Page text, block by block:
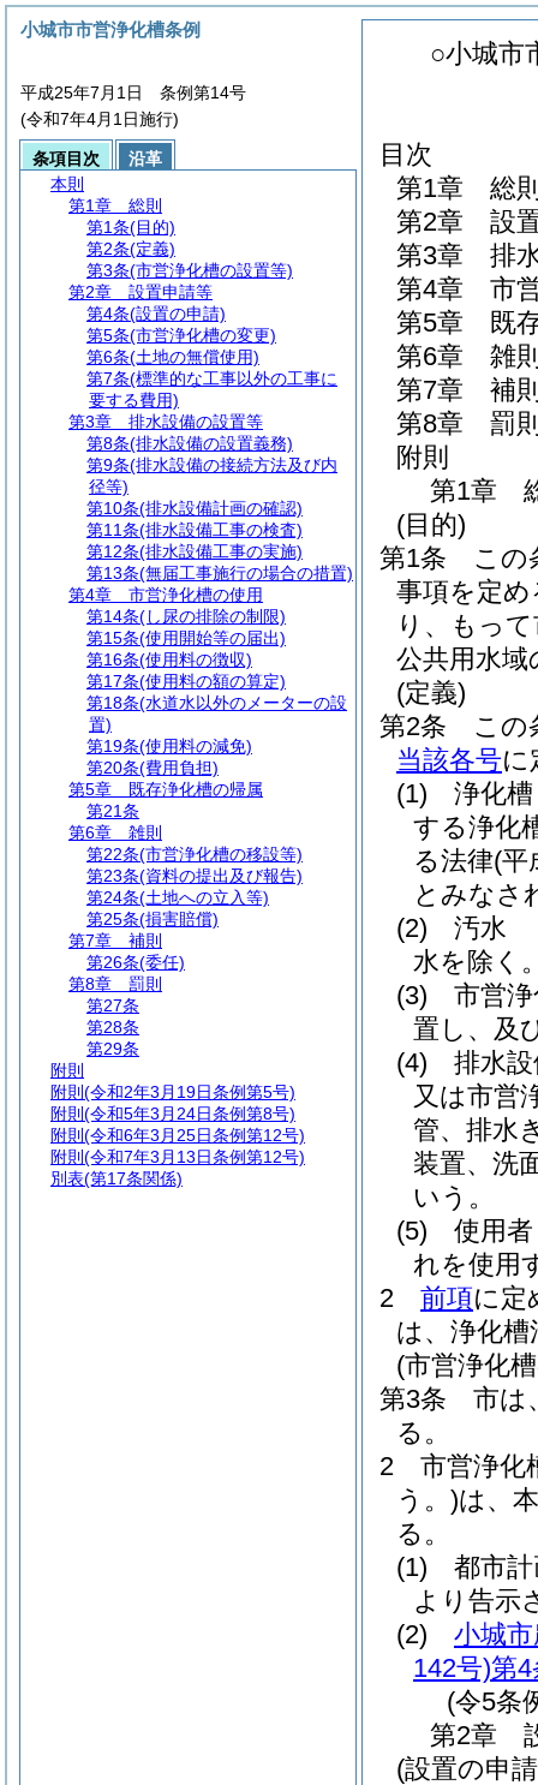
○小城市
目次
第1章
総
第2章
設
第3章
排
第4章
市
第5章
既
第6章
雑
第7章
補
第8章
罰
附則
第1章
(目的)
第1条
この
事項を定
り、もっ
公共用水
(定義)
第2条
この
当該各号に
(1)
浄化
する浄化
る法律(平
とみなさ
(2)
汚水
水を除く
(3)
市営
置し、及
(4)
排水
又は市営
管、排水
装置、洗
いう。
(5)
使用
れを使用
2
前項に定
は、浄化
(市営浄化
第3条
市は
る。
2
市営浄化
う。)は、
る。
(1)
都市
より告示
(2)
小城
142号)第4
(令5条
第2章
(設置の申
小城市市営浄化槽条例
平成25年7月1日 条例第14号
(令和7年4月1日施行)
条項目次
沿革
本則
第1章
総則
第1条(目的)
第2条(定義)
第3条(市営浄化槽の設置等)
第2章
設置申請等
第4条(設置の申請)
第5条(市営浄化槽の変更)
第6条(土地の無償使用)
第7条(標準的な工事以外の工事に
要する費用)
第3章
排水設備の設置等
第8条(排水設備の設置義務)
第9条(排水設備の接続方法及び内
径等)
第10条(排水設備計画の確認)
第11条(排水設備工事の検査)
第12条(排水設備工事の実施)
第13条(無届工事施行の場合の措置)
第4章
市営浄化槽の使用
第14条(し尿の排除の制限)
第15条(使用開始等の届出)
第16条(使用料の徴収)
第17条(使用料の額の算定)
第18条(水道水以外のメーターの設
置)
第19条(使用料の減免)
第20条(費用負担)
第5章
既存浄化槽の帰属
第21条
第6章
雑則
第22条(市営浄化槽の移設等)
第23条(資料の提出及び報告)
第24条(土地への立入等)
第25条(損害賠償)
第7章
補則
第26条(委任)
第8章
罰則
第27条
第28条
第29条
附則
附則 (令和2年3月19日条例第5号)
附則 (令和5年3月24日条例第8号)
附則 (令和6年3月25日条例第12号)
附則 (令和7年3月13日条例第12号)
別表(第17条関係)